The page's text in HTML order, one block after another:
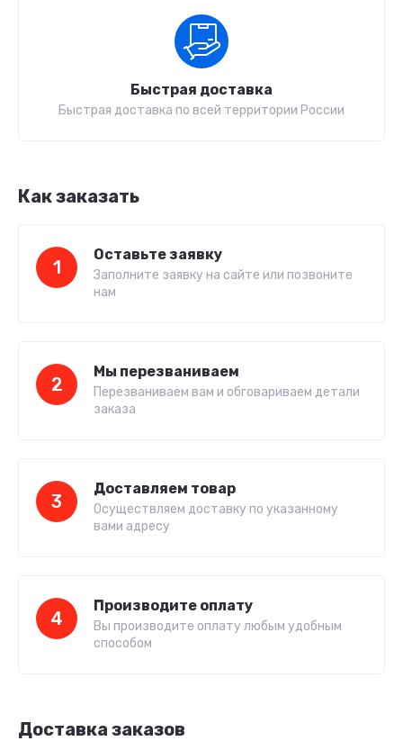
Быстрая доставка
Быстрая доставка по всей территории России
Как заказать
1
Оставьте заявку
Заполните заявку на сайте или позвоните
нам
2
Мы перезваниваем
Перезваниваем вам и обговариваем детали
заказа
3
Доставляем товар
Осуществляем доставку по указанному
вами адресу
4
Производите оплату
Вы производите оплату любым удобным
способом
Доставка заказов